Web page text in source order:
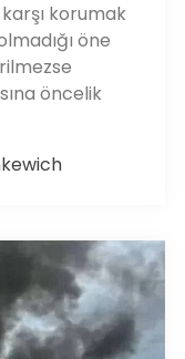
korumak
öne
öncelik